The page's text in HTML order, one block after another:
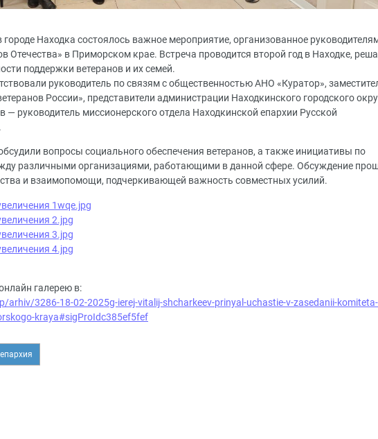
городе Находка состоялось важное мероприятие, организованное
Отечества» в Приморском крае. Встреча проводится второй год в Находке,
поддержки ветеранов и их семей.
руководитель по связям с общественностью АНО «Куратор»,
России», представители администрации Находкинского городского
— руководитель миссионерского отдела Находкинской епархии Русской
вопросы социального обеспечения ветеранов, а также инициативы по
различными организациями, работающими в данной сфере. Обсуждение
и взаимопомощи, подчеркивающей важность совместных усилий.
галерею в:
arhiv/3286-18-02-2025g-ierej-vitalij-shcharkeev-prinyal-uchastie-v-zasedanii-
kraya#sigProIdc385ef5fef